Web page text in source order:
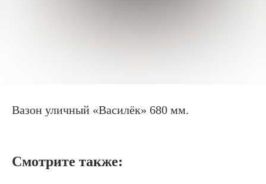
Вазон уличный «Василёк» 680 мм.
Смотрите также: